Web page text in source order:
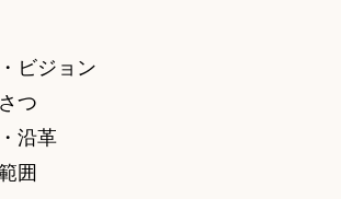
ビジョン
つ
沿革
囲